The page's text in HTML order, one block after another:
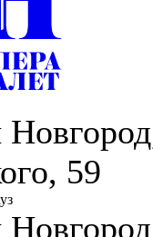
59